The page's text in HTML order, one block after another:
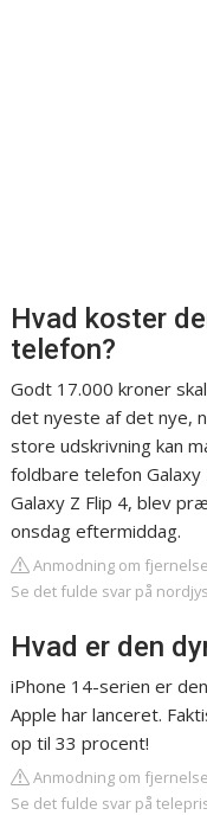
Hvad koster
telefon?
Godt 17.000 kroner
det nyeste af det nye,
store udskrivning kan
foldbare telefon
Galaxy Z Flip 4, blev
onsdag eftermiddag.
Anmodning om fjernelse
Se det fulde svar på
Hvad er den
iPhone 14-serien er
Apple har lanceret.
op til 33 procent!
Anmodning om fjernelse
Se det fulde svar på